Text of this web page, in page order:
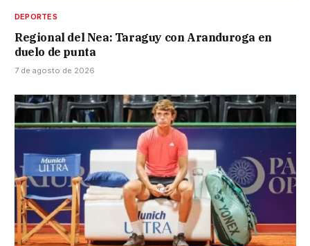
DEPORTES
Regional del Nea: Taraguy con Aranduroga en
duelo de punta
7 de agosto de 2026